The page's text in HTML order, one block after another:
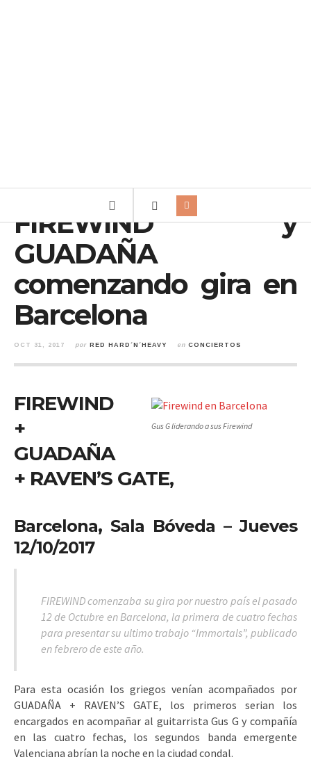
FIREWIND y
GUADAÑA
comenzando gira en
Barcelona
OCT 31, 2017 por RED HARD´N´HEAVY en CONCIERTOS
Gus G liderando a sus Firewind
FIREWIND
+
GUADAÑA
+ RAVEN’S GATE,
Barcelona, Sala Bóveda – Jueves
12/10/2017
FIREWIND comenzaba su gira por nuestro país el pasado
12 de Octubre en Barcelona, la primera de cuatro fechas
para presentar su ultimo trabajo “Immortals”, publicado
en febrero de este año.
Para esta ocasión los griegos venían acompañados por
GUADAÑA + RAVEN’S GATE, los primeros serian los
encargados en acompañar al guitarrista Gus G y compañía
en las cuatro fechas, los segundos banda emergente
Valenciana abrían la noche en la ciudad condal.